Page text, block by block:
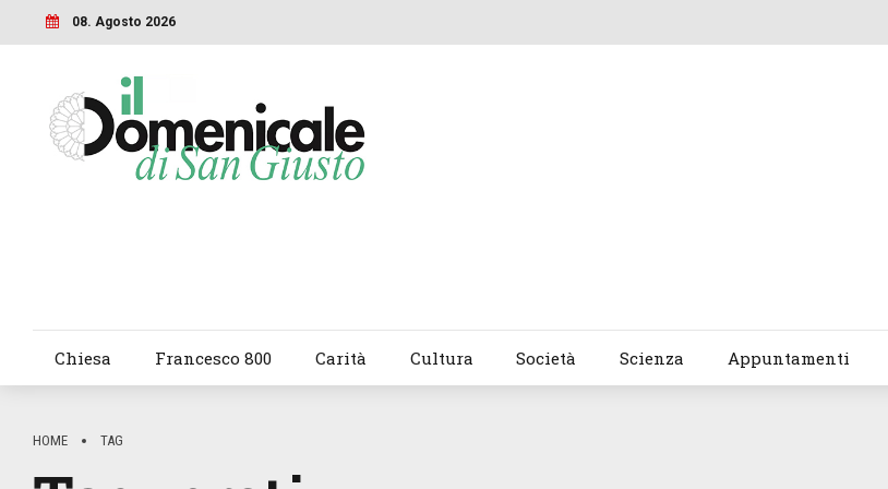
08. Agosto 2026
Chiesa Francesco 800 Carità Cultura Società Scienza Appuntamenti
HOME TAG